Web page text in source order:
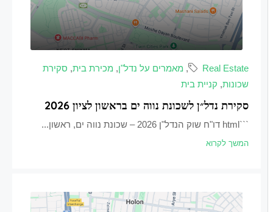
Real Estate
,מאמרים על נדל"ן,מכירת בית,סקירת
שכונות,קניית בית
סקירת נדל״ן לשכונת נווה ים בראשון לציון 2026
```html דו"ח שוק הנדל"ן 2026 – שכונת נווה ים, ראשון...
המשך לקרוא